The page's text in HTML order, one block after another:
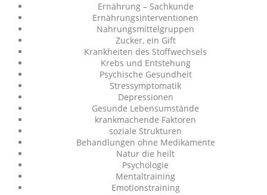
Ernährung – Sachkunde
Ernährungsinterventionen
Nahrungsmittelgruppen
Zucker, ein Gift
Krankheiten des Stoffwechsels
Krebs und Entstehung
Psychische Gesundheit
Stressymptomatik
Depressionen
Gesunde Lebensumstände
krankmachende Faktoren
soziale Strukturen
Behandlungen ohne Medikamente
Natur die heilt
Psychologie
Mentaltraining
Emotionstraining